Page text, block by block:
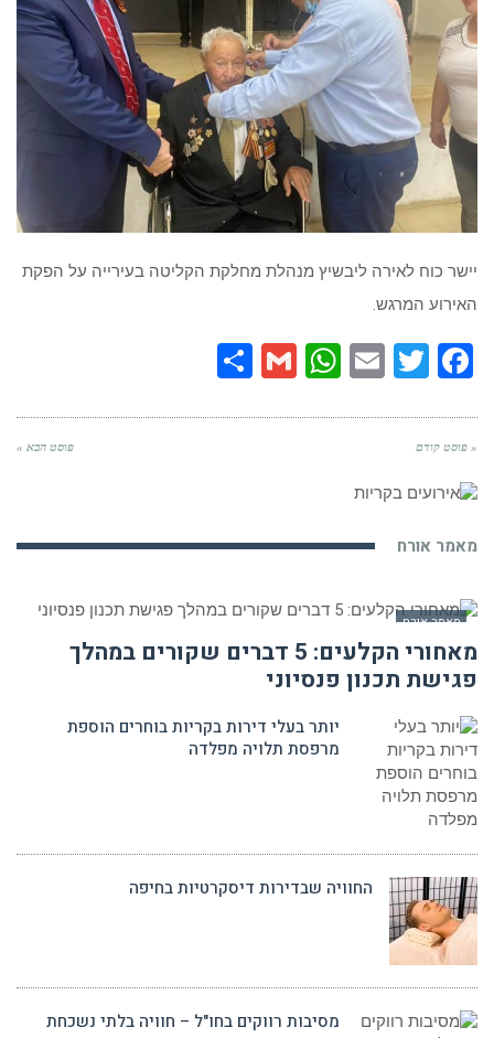
יישר כוח לאירה ליבשיץ מנהלת מחלקת הקליטה בעירייה על הפקת
האירוע המרגש.
Facebook
Twitter
Email
WhatsApp
Gmail
« פוסט קודם פוסט הבא »
מאמר אורח
מאמר אורח
מאחורי הקלעים: 5 דברים שקורים במהלך
פגישת תכנון פנסיוני
יותר בעלי דירות בקריות בוחרים הוספת
מרפסת תלויה מפלדה
החוויה שבדירות דיסקרטיות בחיפה
מסיבות רווקים בחו"ל – חוויה בלתי נשכחת